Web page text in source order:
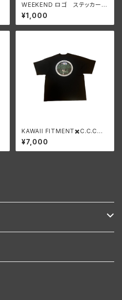
WEEKEND ロゴ ステッカー
フルカラー
¥1,000
KAWAII FITMENT✖️C.C.C
✖️WEEKEND コラボTシャツ
¥7,000